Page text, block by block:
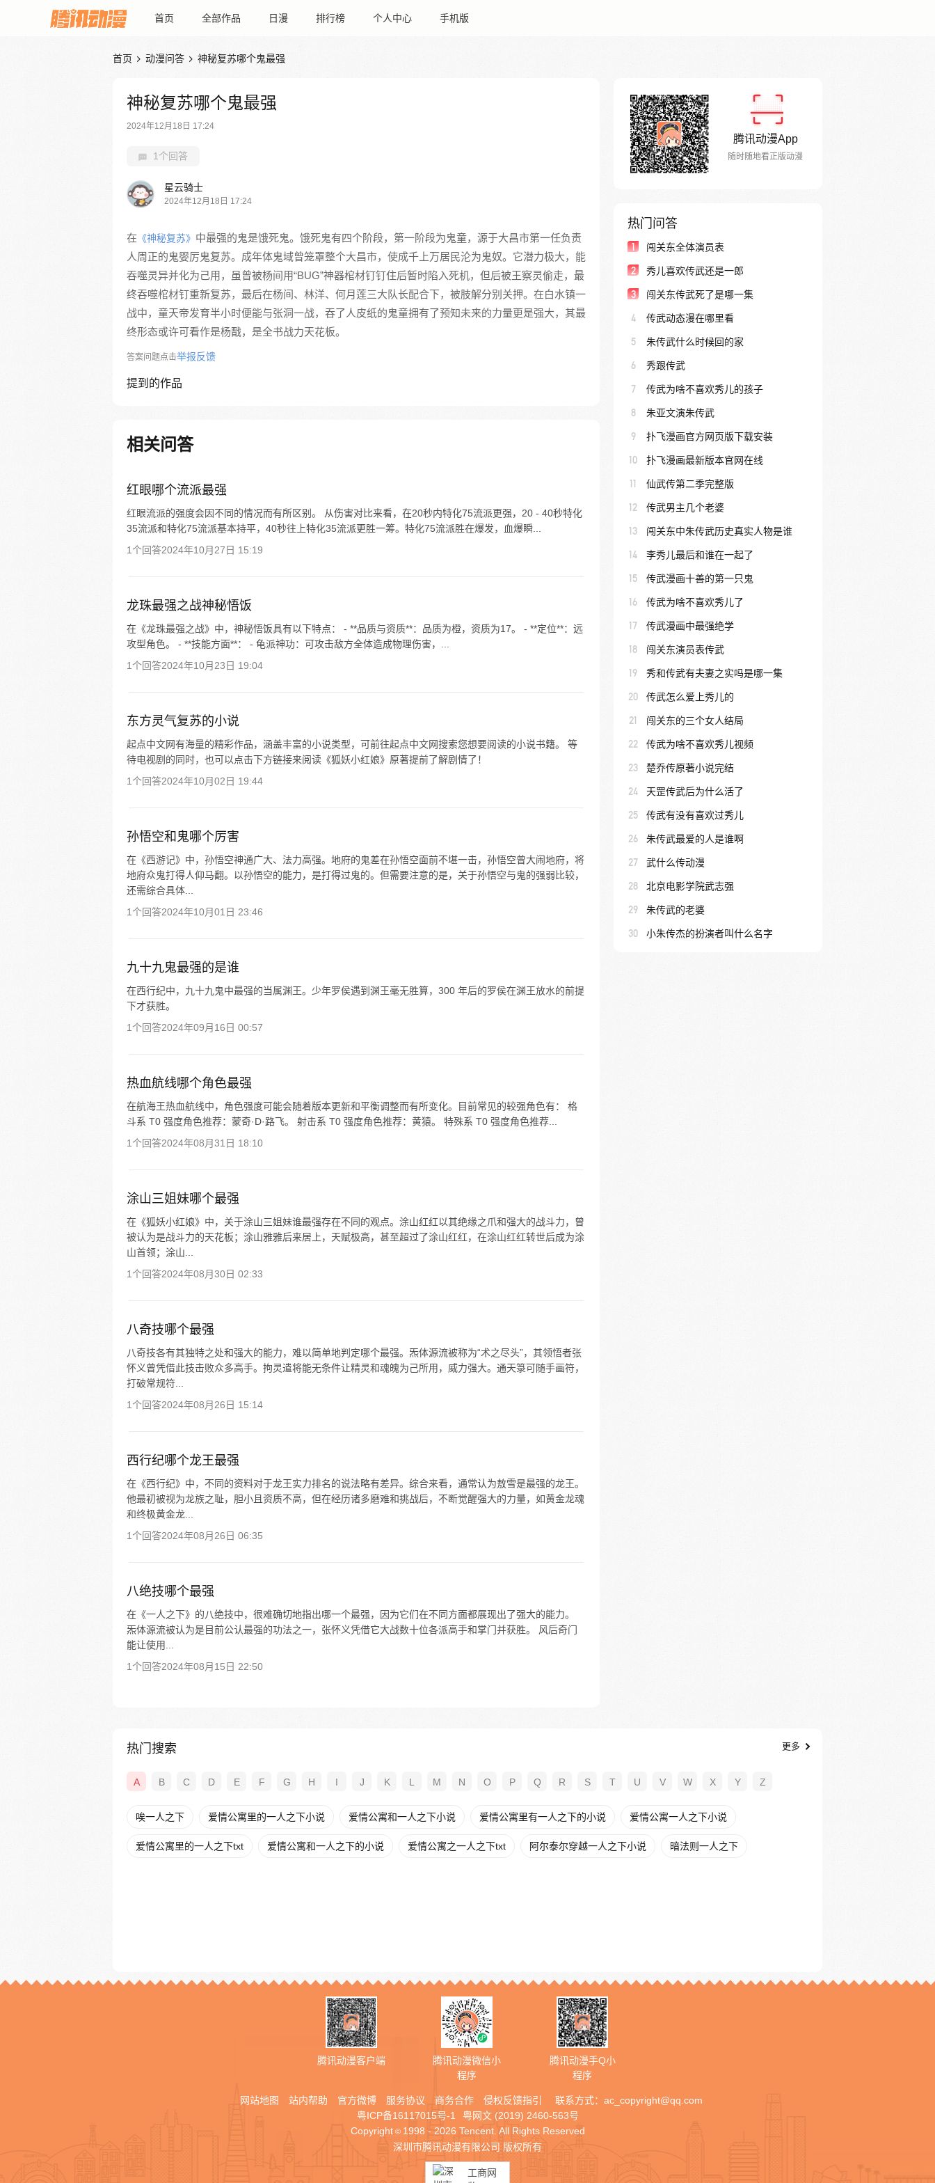
首页 全部作品 日漫 排行榜 个人中心 手机版
首页  动漫问答  神秘复苏哪个鬼最强
神秘复苏哪个鬼最强
2024年12月18日 17:24
1个回答
星云骑士
2024年12月18日 17:24
在 《神秘复苏》 中最强的鬼是饿死鬼。饿死鬼有四个阶段，第一阶段为鬼童，源于大昌市第一任负责
人周正的鬼婴厉鬼复苏。成年体鬼域曾笼罩整个大昌市，使成千上万居民沦为鬼奴。它潜力极大，能
吞噬灵异并化为己用，虽曾被杨间用“BUG”神器棺材钉钉住后暂时陷入死机，但后被王察灵偷走，最
终吞噬棺材钉重新复苏，最后在杨间、林洋、何月莲三大队长配合下，被肢解分别关押。在白水镇一
战中，童天帝发育半小时便能与张洞一战，吞了人皮纸的鬼童拥有了预知未来的力量更是强大，其最
终形态或许可看作是杨戬，是全书战力天花板。
答案问题点击举报反馈
提到的作品
相关问答
红眼哪个流派最强
红眼流派的强度会因不同的情况而有所区别。 从伤害对比来看，在20秒内特化75流派更强，20 - 40秒特化
35流派和特化75流派基本持平，40秒往上特化35流派更胜一筹。特化75流派胜在爆发，血爆瞬...
1个回答2024年10月27日 15:19
龙珠最强之战神秘悟饭
在《龙珠最强之战》中，神秘悟饭具有以下特点： - **品质与资质**：品质为橙，资质为17。 - **定位**：远
攻型角色。 - **技能方面**： - 龟派神功：可攻击敌方全体造成物理伤害，...
1个回答2024年10月23日 19:04
东方灵气复苏的小说
起点中文网有海量的精彩作品，涵盖丰富的小说类型，可前往起点中文网搜索您想要阅读的小说书籍。 等
待电视剧的同时，也可以点击下方链接来阅读《狐妖小红娘》原著提前了解剧情了！
1个回答2024年10月02日 19:44
孙悟空和鬼哪个厉害
在《西游记》中，孙悟空神通广大、法力高强。地府的鬼差在孙悟空面前不堪一击，孙悟空曾大闹地府，将
地府众鬼打得人仰马翻。以孙悟空的能力，是打得过鬼的。但需要注意的是，关于孙悟空与鬼的强弱比较，
还需综合具体...
1个回答2024年10月01日 23:46
九十九鬼最强的是谁
在西行纪中，九十九鬼中最强的当属渊王。少年罗侯遇到渊王毫无胜算，300 年后的罗侯在渊王放水的前提
下才获胜。
1个回答2024年09月16日 00:57
热血航线哪个角色最强
在航海王热血航线中，角色强度可能会随着版本更新和平衡调整而有所变化。目前常见的较强角色有： 格
斗系 T0 强度角色推荐：蒙奇·D·路飞。 射击系 T0 强度角色推荐：黄猿。 特殊系 T0 强度角色推荐...
1个回答2024年08月31日 18:10
涂山三姐妹哪个最强
在《狐妖小红娘》中，关于涂山三姐妹谁最强存在不同的观点。涂山红红以其绝缘之爪和强大的战斗力，曾
被认为是战斗力的天花板；涂山雅雅后来居上，天赋极高，甚至超过了涂山红红，在涂山红红转世后成为涂
山首领；涂山...
1个回答2024年08月30日 02:33
八奇技哪个最强
八奇技各有其独特之处和强大的能力，难以简单地判定哪个最强。炁体源流被称为“术之尽头”，其领悟者张
怀义曾凭借此技击败众多高手。拘灵遣将能无条件让精灵和魂魄为己所用，威力强大。通天箓可随手画符，
打破常规符...
1个回答2024年08月26日 15:14
西行纪哪个龙王最强
在《西行纪》中，不同的资料对于龙王实力排名的说法略有差异。综合来看，通常认为敖雪是最强的龙王。
他最初被视为龙族之耻，胆小且资质不高，但在经历诸多磨难和挑战后，不断觉醒强大的力量，如黄金龙魂
和终极黄金龙...
1个回答2024年08月26日 06:35
八绝技哪个最强
在《一人之下》的八绝技中，很难确切地指出哪一个最强，因为它们在不同方面都展现出了强大的能力。
炁体源流被认为是目前公认最强的功法之一，张怀义凭借它大战数十位各派高手和掌门并获胜。 风后奇门
能让使用...
1个回答2024年08月15日 22:50
腾讯动漫App
随时随地看正版动漫
热门问答
1 闯关东全体演员表
2 秀儿喜欢传武还是一郎
3 闯关东传武死了是哪一集
4 传武动态漫在哪里看
5 朱传武什么时候回的家
6 秀跟传武
7 传武为啥不喜欢秀儿的孩子
8 朱亚文演朱传武
9 扑飞漫画官方网页版下载安装
10 扑飞漫画最新版本官网在线
11 仙武传第二季完整版
12 传武男主几个老婆
13 闯关东中朱传武历史真实人物是谁
14 李秀儿最后和谁在一起了
15 传武漫画十善的第一只鬼
16 传武为啥不喜欢秀儿了
17 传武漫画中最强绝学
18 闯关东演员表传武
19 秀和传武有夫妻之实吗是哪一集
20 传武怎么爱上秀儿的
21 闯关东的三个女人结局
22 传武为啥不喜欢秀儿视频
23 楚乔传原著小说完结
24 天罡传武后为什么活了
25 传武有没有喜欢过秀儿
26 朱传武最爱的人是谁啊
27 武什么传动漫
28 北京电影学院武志强
29 朱传武的老婆
30 小朱传杰的扮演者叫什么名字
热门搜索 更多
A B C D E F G H I J K L M N O P Q R S T U V W X Y Z
唉一人之下 爱情公寓里的一人之下小说 爱情公寓和一人之下小说 爱情公寓里有一人之下的小说 爱情公寓一人之下小说
爱情公寓里的一人之下txt 爱情公寓和一人之下的小说 爱情公寓之一人之下txt 阿尔泰尔穿越一人之下小说 暗法则一人之下
腾讯动漫客户端
腾讯动漫微信小
程序
腾讯动漫手Q小
程序
网站地图 站内帮助 官方微博 服务协议 商务合作 侵权反馈指引 联系方式： ac_copyright@qq.com
粤ICP备16117015号-1
粤网文 (2019) 2460-563号
Copyright © 1998 - 2026 Tencent. All Rights Reserved
深圳市腾讯动漫有限公司 版权所有
工商网